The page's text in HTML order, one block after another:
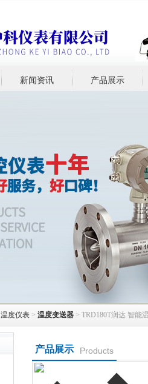
新闻资讯 产品展示
温度仪表 > 温度变送器 > TRD180T润达 智能
产品展示 Products